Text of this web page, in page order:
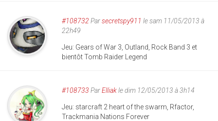
#108732 Parsecretspy911 le sam 11/05/2013 à
22h49
Jeu: Gears of War 3, Outland, Rock Band 3 et
bientôt Tomb Raider Legend
#108733 ParElliakle dim 12/05/2013 à 3h14
Jeu: starcraft 2 heart of the swarm, Rfactor,
Trackmania Nations Forever